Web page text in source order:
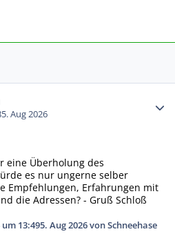
5. Aug 2026
eine Überholung des
es nur ungerne selber
Empfehlungen, Erfahrungen mit
die Adressen? - Gruß Schloß
13:495. Aug 2026von Schneehase